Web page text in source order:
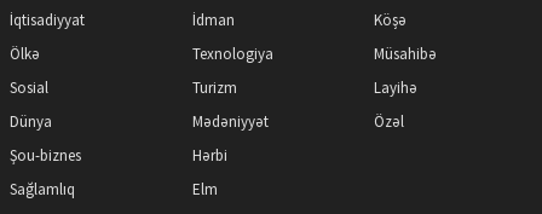
İqtisadiyyat
Ölkə
Sosial
Dünya
Şou-biznes
Sağlamlıq
İdman
Texnologiya
Turizm
Mədəniyyət
Hərbi
Elm
Köşə
Müsahibə
Layihə
Özəl